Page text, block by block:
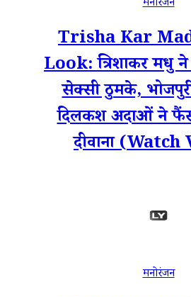
मनोरंजन
Trisha Kar
Look: त्रिशाकर मधु ने
सेक्सी ठुमके,
दिलकश अदाओं ने फैंस
दीवाना
मनोरंजन